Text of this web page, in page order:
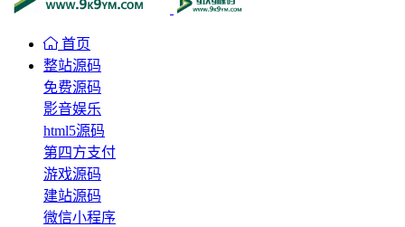
首页
整站源码
免费源码
影音娱乐
html5源码
第四方支付
游戏源码
建站源码
微信小程序